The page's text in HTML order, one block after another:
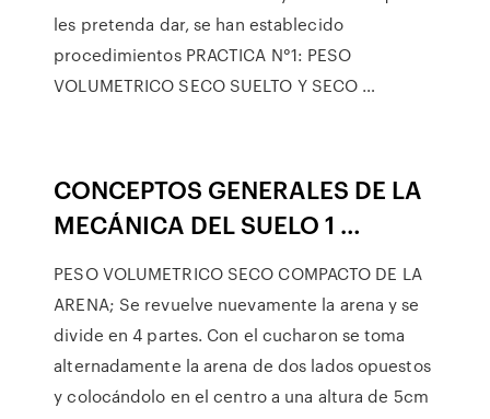
les pretenda dar, se han establecido
procedimientos PRACTICA N°1: PESO
VOLUMETRICO SECO SUELTO Y SECO …
CONCEPTOS GENERALES DE LA
MECÁNICA DEL SUELO 1 …
PESO VOLUMETRICO SECO COMPACTO DE LA
ARENA; Se revuelve nuevamente la arena y se
divide en 4 partes. Con el cucharon se toma
alternadamente la arena de dos lados opuestos
y colocándolo en el centro a una altura de 5cm